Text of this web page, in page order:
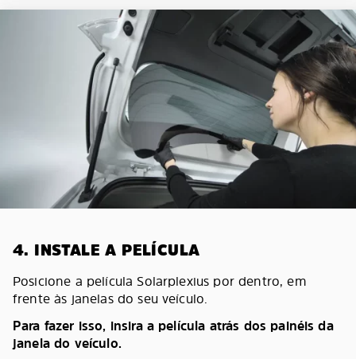
4. INSTALE A PELÍCULA
Posicione a película Solarplexius por dentro, em
frente às janelas do seu veículo.
Para fazer isso, insira a película atrás dos painéis da
janela do veículo.